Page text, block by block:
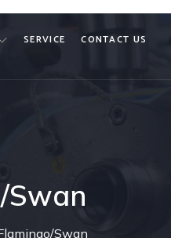
SERVICE CONTACT US
Swan
Swan